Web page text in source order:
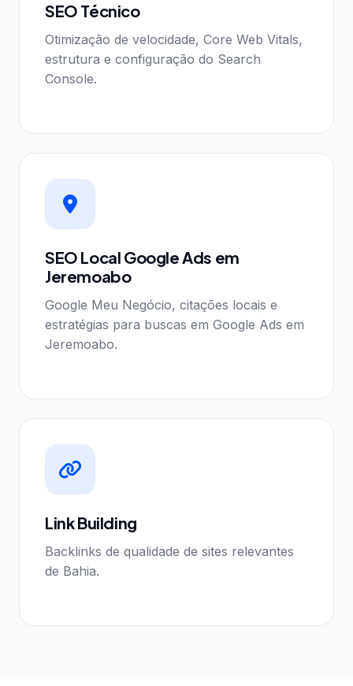
SEO Técnico
Otimização de velocidade, Core Web Vitals,
estrutura e configuração do Search
Console.
SEO Local Google Ads em
Jeremoabo
Google Meu Negócio, citações locais e
estratégias para buscas em Google Ads em
Jeremoabo.
Link Building
Backlinks de qualidade de sites relevantes
de Bahia.